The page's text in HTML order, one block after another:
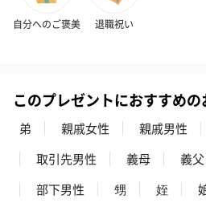
自分へのご褒美 退職祝い
このプレゼントにおすすめの
弟 親戚女性 親戚男性
取引先男性
義母 義父
部下男性
甥 姪